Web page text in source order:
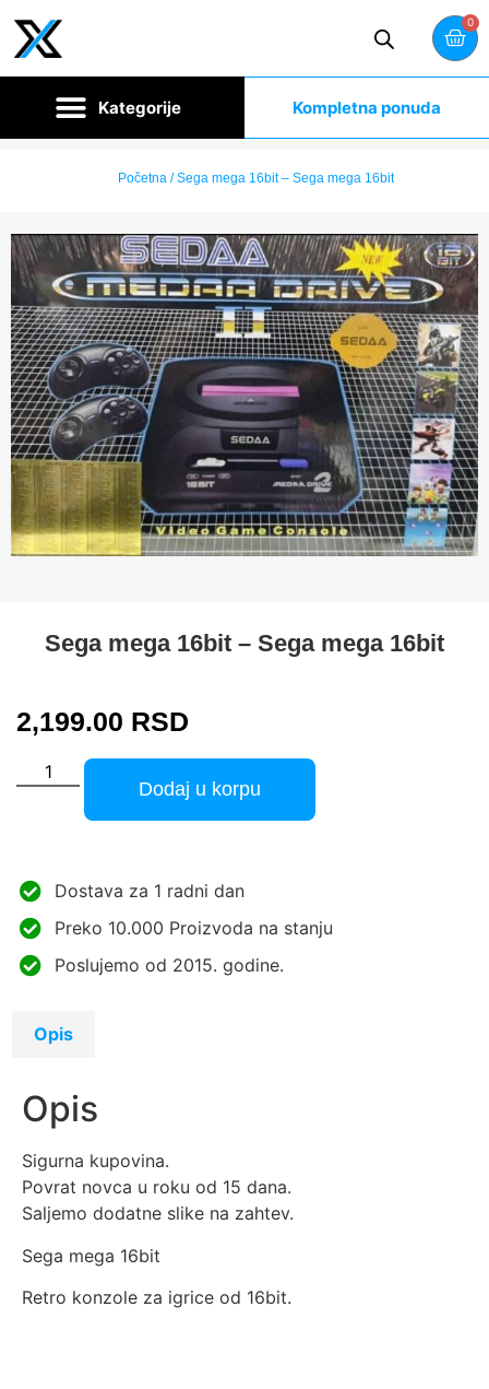
0
Kompletna ponuda
Početna/ Sega mega 16bit – Sega mega 16bit
Sega mega 16bit – Sega mega 16bit
2,199.00 RSD
Dodaj u korpu
Dostava za 1 radni dan
Preko 10.000 Proizvoda na stanju
Poslujemo od 2015. godine.
Opis
Opis
Sigurna kupovina.
Povrat novca u roku od 15 dana.
Saljemo dodatne slike na zahtev.
Sega mega 16bit
Retro konzole za igrice od 16bit.